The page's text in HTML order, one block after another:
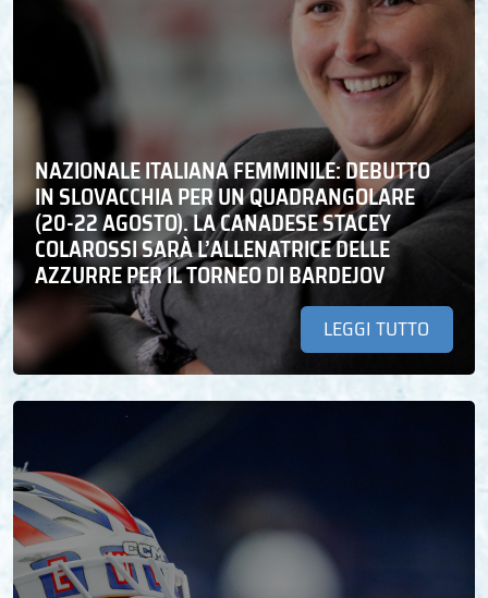
NAZIONALE ITALIANA FEMMINILE: DEBUTTO
IN SLOVACCHIA PER UN QUADRANGOLARE
(20-22 AGOSTO). LA CANADESE STACEY
COLAROSSI SARÀ L’ALLENATRICE DELLE
AZZURRE PER IL TORNEO DI BARDEJOV
LEGGI TUTTO